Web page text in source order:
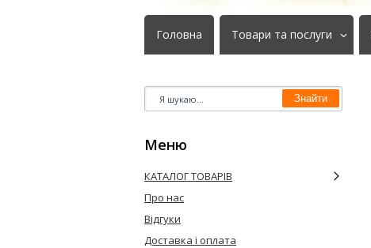
Головна Товари та послуги
Знайти
КАТАЛОГ ТОВАРІВ
Про нас
Відгуки
Доставка і оплата